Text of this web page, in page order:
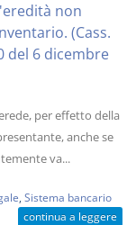
non
(Cass.
del 6 dicembre
per effetto della
anche se
va...
Sistema bancario
continua a leggere